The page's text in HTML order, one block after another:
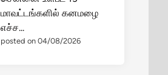
மாவட்டங்களில் கனமழை
எச்ச...
posted on 04/08/2026